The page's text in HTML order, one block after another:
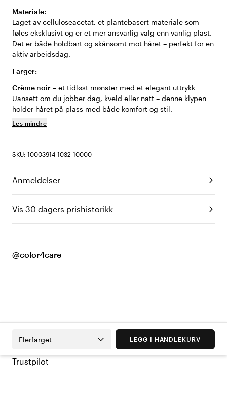
Materiale:
Laget av celluloseacetat, et plantebasert materiale som
føles eksklusivt og er et mer ansvarlig valg enn vanlig plast.
Det er både holdbart og skånsomt mot håret – perfekt for en
aktiv arbeidsdag.
Farger:
Crème noir – et tidløst mønster med et elegant uttrykk
Uansett om du jobber dag, kveld eller natt – denne klypen
holder håret på plass med både komfort og stil.
Les mindre
SKU: 10003914-1032-10000
Anmeldelser
Vis 30 dagers prishistorikk
@color4care
Flerfarget LEGG I HANDLEKURV
Trustpilot